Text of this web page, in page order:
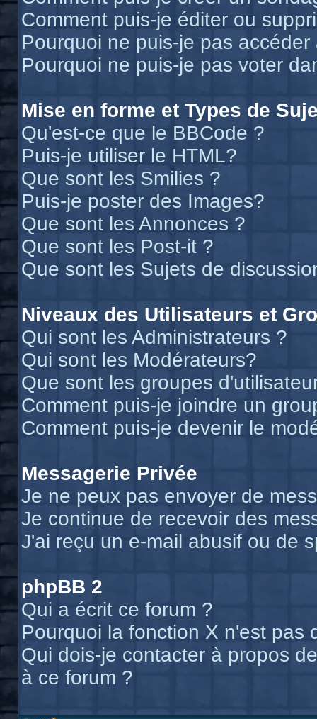
Comment puis-je éditer ou
Pourquoi ne puis-je pas accéder
Pourquoi ne puis-je pas voter
Mise en forme et Types de
Qu'est-ce que le BBCode ?
Puis-je utiliser le HTML?
Que sont les Smilies ?
Puis-je poster des Images?
Que sont les Annonces ?
Que sont les Post-it ?
Que sont les Sujets de
Niveaux des Utilisateurs et
Qui sont les Administrateurs ?
Qui sont les Modérateurs?
Que sont les groupes
Comment puis-je joindre un
Comment puis-je devenir le
Messagerie Privée
Je ne peux pas envoyer de
Je continue de recevoir des
J'ai reçu un e-mail abusif ou de
phpBB 2
Qui a écrit ce forum ?
Pourquoi la fonction X n'est pas
Qui dois-je contacter à propos
à ce forum ?